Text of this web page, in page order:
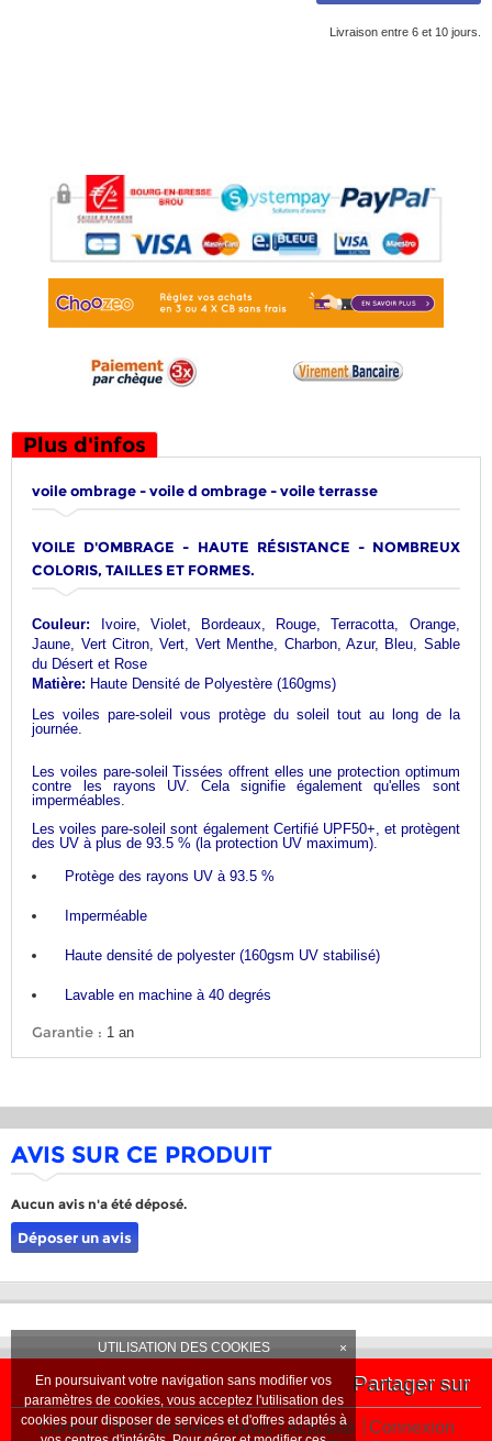
UTILISATION DES COOKIES ×
En poursuivant votre navigation sans modifier vos
paramètres de cookies, vous acceptez l'utilisation des
cookies pour disposer de services et d'offres adaptés à
Livraison entre 6 et 10 jours.
Plus d'infos
voile ombrage - voile d ombrage - voile terrasse
VOILE D'OMBRAGE - HAUTE RÉSISTANCE - NOMBREUX
COLORIS, TAILLES ET FORMES.
Couleur:
Ivoire, Violet, Bordeaux, Rouge, Terracotta, Orange,
Jaune, Vert Citron, Vert, Vert Menthe, Charbon, Azur, Bleu, Sable
du Désert et Rose
Matière: Haute Densité de Polyestère (160gms)
Les voiles pare-soleil vous protège du soleil tout au long de la
journée.
Les voiles pare-soleil Tissées offrent elles une protection optimum
contre les rayons UV. Cela signifie également qu'elles sont
imperméables.
Les voiles pare-soleil sont également Certifié UPF50+, et protègent
des UV à plus de 93.5 % (la protection UV maximum).
Protège des rayons UV à 93.5 %
Imperméable
Haute densité de polyester (160gsm UV stabilisé)
Lavable en machine à 40 degrés
Garantie : 1 an
AVIS SUR CE PRODUIT
Aucun avis n'a été déposé.
Déposer un avis
Partager sur
Contact Nous trouver News Actualité
Connexion